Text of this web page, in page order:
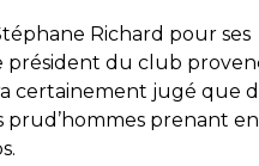
Richard pour ses
président du club
certainement jugé que
prud’hommes prenant en